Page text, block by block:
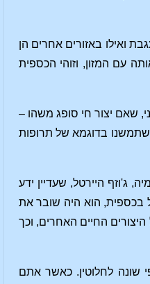
ואילו באזורים אחרים הן
עם המזון, וזוהי הכספית
שאם יצור חי סופג משהו –
בדוגמא של תרופות
ג'וזף היירטל, שעדיין ידע
בכספית, הוא היה שובר את
החיים האחרים, וכך
שונה לחלוטין. כאשר אתם